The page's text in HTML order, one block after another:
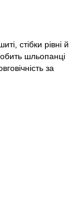
стібки рівні й
шльопанці
за